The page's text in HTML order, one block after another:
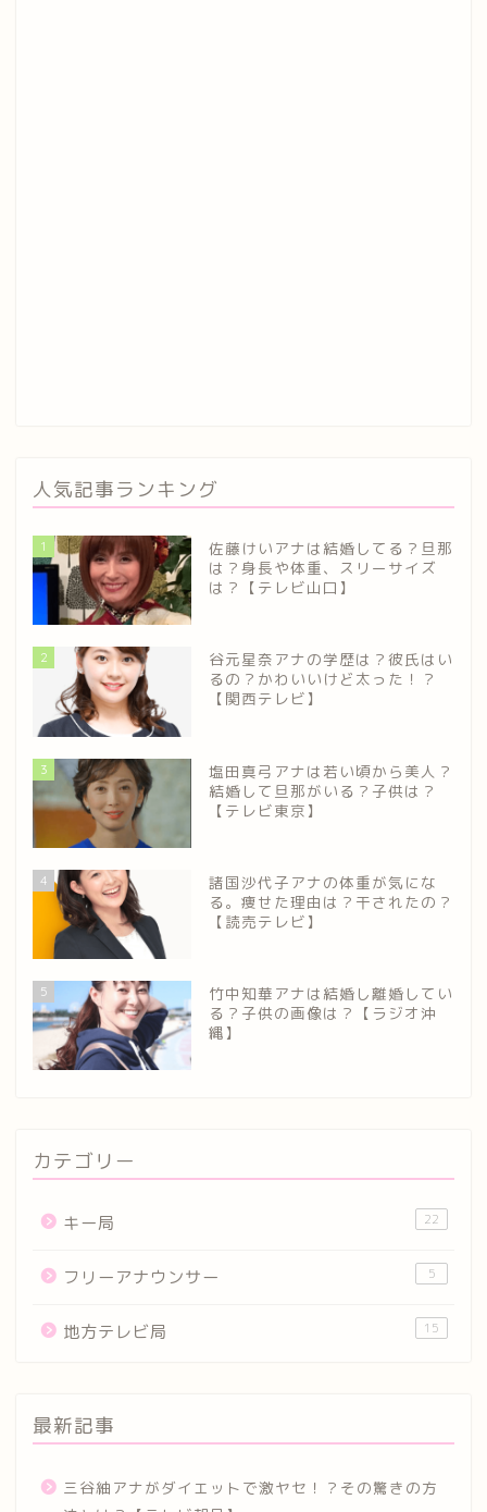
人気記事ランキング
1
佐藤けいアナは結婚してる？旦那
は？身長や体重、スリーサイズ
は？【テレビ山口】
2
谷元星奈アナの学歴は？彼氏はい
るの？かわいいけど太った！？
【関西テレビ】
3
塩田真弓アナは若い頃から美人？
結婚して旦那がいる？子供は？
【テレビ東京】
4
諸国沙代子アナの体重が気にな
る。痩せた理由は？干されたの？
【読売テレビ】
5
竹中知華アナは結婚し離婚してい
る？子供の画像は？【ラジオ沖
縄】
カテゴリー
キー局 22
フリーアナウンサー 5
地方テレビ局 15
最新記事
三谷紬アナがダイエットで激ヤセ！？その驚きの方